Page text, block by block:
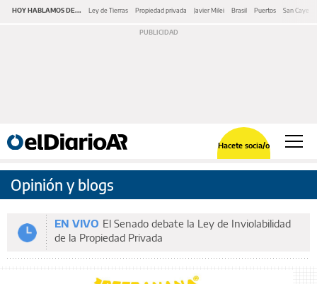
HOY HABLAMOS DE... Ley de Tierras Propiedad privada Javier Milei Brasil Puertos San
Hacete socia/o
Opinión y blogs
EN VIVO El Senado debate la Ley de Inviolabilidad
de la Propiedad Privada